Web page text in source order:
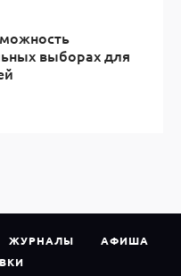
выборах для
ЖУРНАЛЫ
АФИША